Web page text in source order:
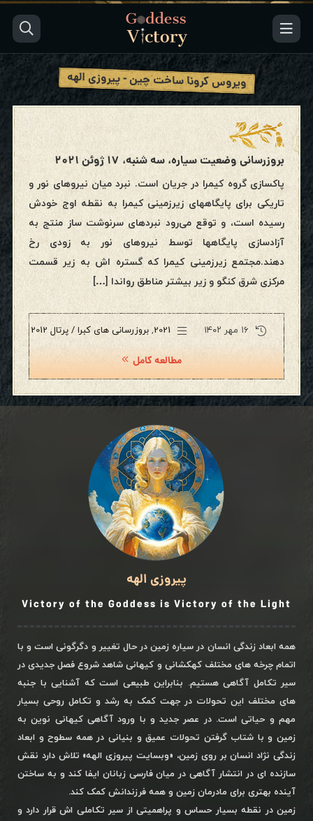
ویروس کرونا ساخت چین - پیروزی الهه
بروزرسانی وضعیت سیاره، سه شنبه، ۱۷ ژوئن ۲۰۲۱
پاکسازی گروه کیمرا در جریان است. نبرد میان نیروهای نور و
تاریکی برای پایگاههای زیرزمینی کیمرا به نقطه اوج خودش
رسیده است‌، و توقع می‌رود نبردهای سرنوشت ساز منتج به
آزادسازی پایگاهها توسط نیروهای نور به زودی رخ
دهند.مجتمع زیرزمینی کیمرا که گستره اش به زیر قسمت
مرکزی شرق کنگو و زیر بیشتر مناطق رواندا […]
۱۶ مهر ۱۴۰۲ 2021
, بروزرسانی های کبرا / پرتال 2012
مطالعه کامل
پیروزی الهه
Victory of the Goddess is Victory of the Light
همه ابعاد زندگی انسان در سیاره زمین در حال تغییر و دگرگونی است و با
اتمام چرخه های مختلف کهکشانی و کیهانی شاهد شروع فصل جدیدی در
سیر تکامل آگاهی هستیم. بنابراین طبیعی است که آشنایی با جنبه
های مختلف این تحولات در جهت کمک به رشد و تکامل روحی بسیار
مهم و حیاتی است. در عصر جدید و با ورود آگاهی کیهانی نوین به
زمین و با شتاب گرفتن تحولات عمیق و بنیانی در همه سطوح و ابعاد
زندگی نژاد انسان بر روی زمین، «وبسایت پیروزی الهه» تلاش دارد نقش
سازنده ای در انتشار آگاهی در میان فارسی زبانان ایفا کند و به ساختن
آینده بهتری برای مادرمان زمین و همه فرزندانش کمک کند.
زمین در نقطه بسیار حساس و پراهمیتی از سیر تکاملی اش قرار دارد و